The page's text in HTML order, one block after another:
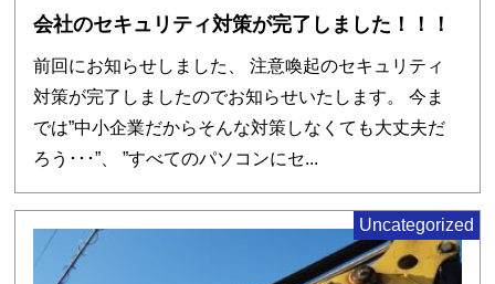
会社のセキュリティ対策が完了しました！！！
前回にお知らせしました、 注意喚起のセキュリティ
対策が完了しましたのでお知らせいたします。 今ま
では”中小企業だからそんな対策しなくても大丈夫だ
ろう･･･”、 ”すべてのパソコンにセ...
Uncategorized